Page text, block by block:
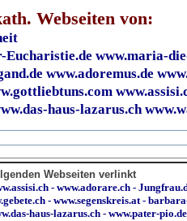
Webseiten von:
Eucharistie.de www.maria-
www.adoremus.de
haus-lazarus.ch
Webseiten verlinkt
- www.adorare.ch -
- www.segenskreis.at-
haus-lazarus.ch - www.pater-pio.de